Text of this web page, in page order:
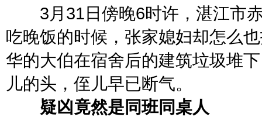
3月31日傍晚6时许，湛江市赤
吃晚饭的时候，张家媳妇却怎么
华的大伯在宿舍后的建筑垃圾堆
儿的头，侄儿早已断气。
疑凶竟然是同班同桌人